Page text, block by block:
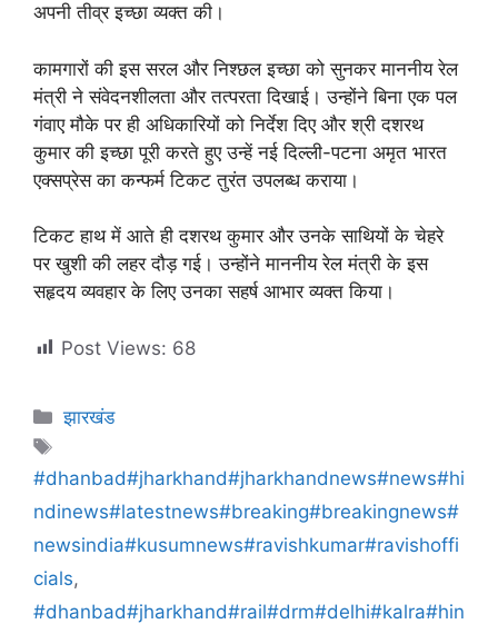
अपनी तीव्र इच्छा व्यक्त की।
कामगारों की इस सरल और निश्छल इच्छा को सुनकर माननीय रेल
मंत्री ने संवेदनशीलता और तत्परता दिखाई। उन्होंने बिना एक पल
गंवाए मौके पर ही अधिकारियों को निर्देश दिए और श्री दशरथ
कुमार की इच्छा पूरी करते हुए उन्हें नई दिल्ली-पटना अमृत भारत
एक्सप्रेस का कन्फर्म टिकट तुरंत उपलब्ध कराया।
टिकट हाथ में आते ही दशरथ कुमार और उनके साथियों के चेहरे
पर खुशी की लहर दौड़ गई। उन्होंने माननीय रेल मंत्री के इस
सहृदय व्यवहार के लिए उनका सहर्ष आभार व्यक्त किया।
Post Views: 68
झारखंड
#dhanbad#jharkhand#jharkhandnews#news#hi
ndinews#latestnews#breaking#breakingnews#
newsindia#kusumnews#ravishkumar#ravishoffi
cials,
#dhanbad#jharkhand#rail#drm#delhi#kalra#hin